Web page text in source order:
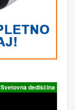
Svetovna dediščina